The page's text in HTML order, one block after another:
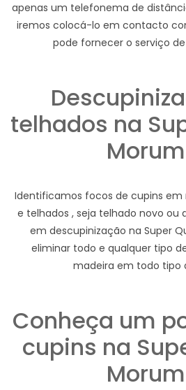
apenas um telefonema de
iremos colocá-lo em contacto
pode fornecer o serviço
telhados na
Identificamos focos de cupins
e telhados , seja telhado novo ou
em descupinização na Super
eliminar todo e qualquer tipo
madeira em todo tipo
Conheça um
cupins na